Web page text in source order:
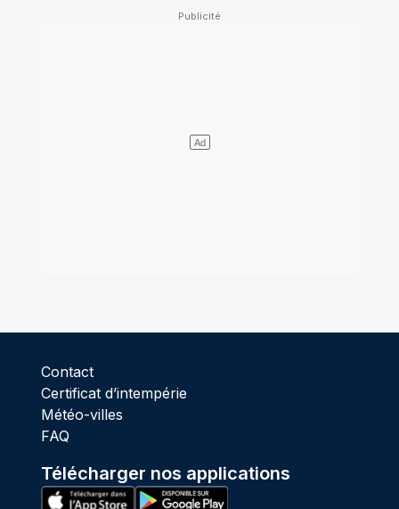
Contact
Certificat d’intempérie
Météo-villes
FAQ
Télécharger nos applications